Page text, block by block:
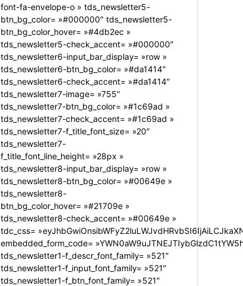
font-fa-envelope-o » tds_newsletter5-
btn_bg_color= »#000000″ tds_newsletter5-
btn_bg_color_hover= »#4db2ec »
tds_newsletter5-check_accent= »#000000″
tds_newsletter6-input_bar_display= »row »
tds_newsletter6-btn_bg_color= »#da1414″
tds_newsletter6-check_accent= »#da1414″
tds_newsletter7-image= »755″
tds_newsletter7-btn_bg_color= »#1c69ad »
tds_newsletter7-check_accent= »#1c69ad »
tds_newsletter7-f_title_font_size= »20″
tds_newsletter7-
f_title_font_line_height= »28px »
tds_newsletter8-input_bar_display= »row »
tds_newsletter8-btn_bg_color= »#00649e »
tds_newsletter8-
btn_bg_color_hover= »#21709e »
tds_newsletter8-check_accent= »#00649e »
tdc_css=
embedded_form_code=
tds_newsletter1-f_descr_font_family= »521″
tds_newsletter1-f_input_font_family= »521″
tds_newsletter1-f_btn_font_family= »521″